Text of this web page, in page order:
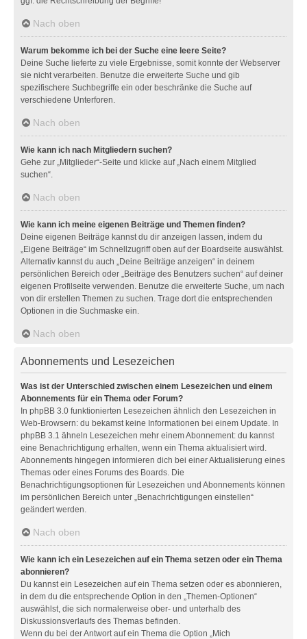
Nach oben
Warum bekomme ich bei der Suche eine leere Seite?
Deine Suche lieferte zu viele Ergebnisse, somit konnte der Webserver
sie nicht verarbeiten. Benutze die erweiterte Suche und gib
spezifischere Suchbegriffe ein oder beschränke die Suche auf
verschiedene Unterforen.
Nach oben
Wie kann ich nach Mitgliedern suchen?
Gehe zur „Mitglieder“-Seite und klicke auf „Nach einem Mitglied
suchen“.
Nach oben
Wie kann ich meine eigenen Beiträge und Themen finden?
Deine eigenen Beiträge kannst du dir anzeigen lassen, indem du
„Eigene Beiträge“ im Schnellzugriff oben auf der Boardseite auswählst.
Alternativ kannst du auch „Deine Beiträge anzeigen“ in deinem
persönlichen Bereich oder „Beiträge des Benutzers suchen“ auf deiner
eigenen Profilseite verwenden. Benutze die erweiterte Suche, um nach
von dir erstellen Themen zu suchen. Trage dort die entsprechenden
Optionen in die Suchmaske ein.
Nach oben
Abonnements und Lesezeichen
Was ist der Unterschied zwischen einem Lesezeichen und einem
Abonnements für ein Thema oder Forum?
In phpBB 3.0 funktionierten Lesezeichen ähnlich den Lesezeichen in
Web-Browsern: du bekamst keine Informationen bei einem Update. In
phpBB 3.1 ähneln Lesezeichen mehr einem Abonnement: du kannst
eine Benachrichtigung erhalten, wenn ein Thema aktualisiert wird.
Abonnements hingegen informieren dich bei einer Aktualisierung eines
Themas oder eines Forums des Boards. Die
Benachrichtigungsoptionen für Lesezeichen und Abonnements können
im persönlichen Bereich unter „Benachrichtigungen einstellen“
geändert werden.
Nach oben
Wie kann ich ein Lesezeichen auf ein Thema setzen oder ein Thema
abonnieren?
Du kannst ein Lesezeichen auf ein Thema setzen oder es abonnieren,
in dem du die entsprechende Option in den „Themen-Optionen“
auswählst, die sich normalerweise ober- und unterhalb des
Diskussionsverlaufs des Themas befinden.
Wenn du bei der Antwort auf ein Thema die Option „Mich